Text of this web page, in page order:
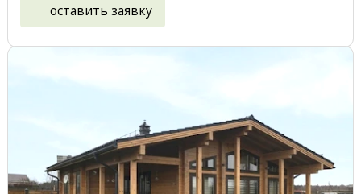
оставить заявку